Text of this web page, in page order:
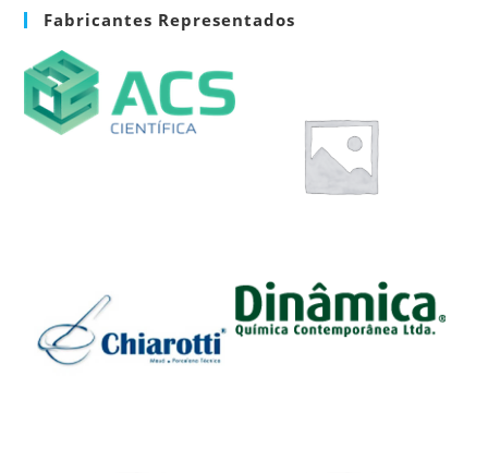
Fabricantes Representados